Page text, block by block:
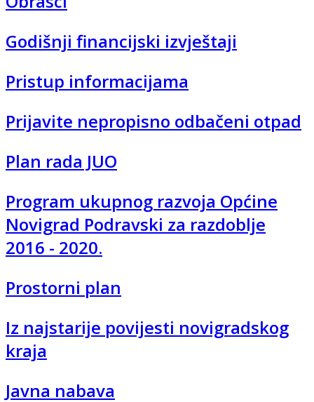
Godišnji financijski izvještaji
Pristup informacijama
Prijavite nepropisno odbačeni otpad
Plan rada JUO
Program ukupnog razvoja Općine
Novigrad Podravski za razdoblje
2016 - 2020.
Prostorni plan
Iz najstarije povijesti novigradskog
kraja
Javna nabava